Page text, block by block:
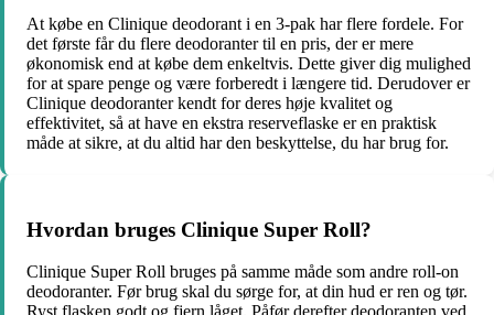
At købe en Clinique deodorant i en 3-pak har flere fordele. For
det første får du flere deodoranter til en pris, der er mere
økonomisk end at købe dem enkeltvis. Dette giver dig mulighed
for at spare penge og være forberedt i længere tid. Derudover er
Clinique deodoranter kendt for deres høje kvalitet og
effektivitet, så at have en ekstra reserveflaske er en praktisk
måde at sikre, at du altid har den beskyttelse, du har brug for.
Hvordan bruges Clinique Super Roll?
Clinique Super Roll bruges på samme måde som andre roll-on
deodoranter. Før brug skal du sørge for, at din hud er ren og tør.